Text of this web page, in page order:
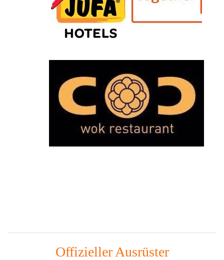
Offizieller Ausrüster